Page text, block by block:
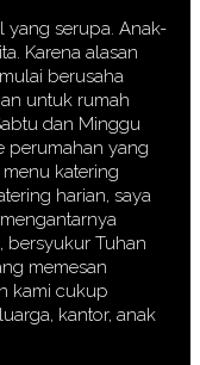
yang serupa. Anak-
Karena alasan
berusaha
untuk rumah
dan Minggu
perumahan yang
katering
harian, saya
bersyukur Tuhan
memesan
kami cukup
kantor, anak